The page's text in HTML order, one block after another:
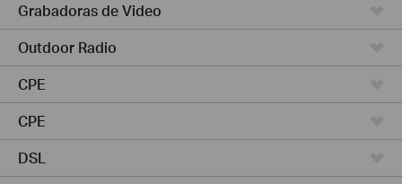
Grabadoras de Video
Outdoor Radio
CPE
CPE
DSL